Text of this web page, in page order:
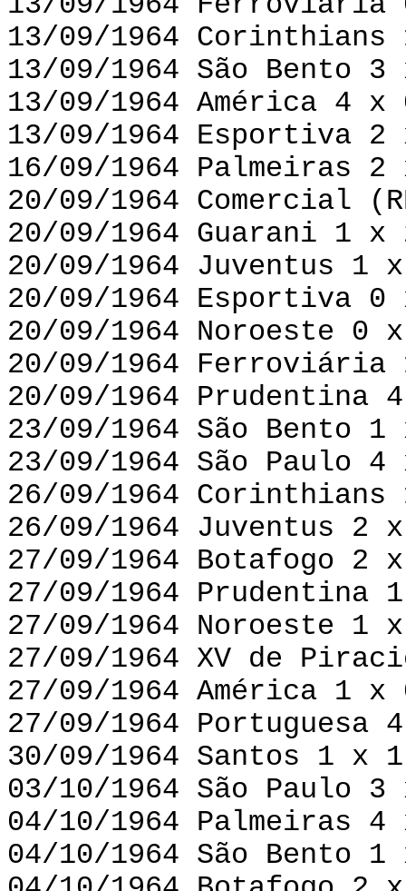
13/09/1964
13/09/1964 São Bento
13/09/1964 América 4 x
13/09/1964 Esportiva 2
16/09/1964 Palmeiras
20/09/1964 Comercial
20/09/1964 Guarani 1 x
20/09/1964 Juventus 1
20/09/1964 Esportiva 0
20/09/1964 Noroeste 0
20/09/1964 Ferroviária
20/09/1964 Prudentina
23/09/1964 São Bento
23/09/1964 São Paulo
26/09/1964
26/09/1964 Juventus 2
27/09/1964 Botafogo 2
27/09/1964 Prudentina
27/09/1964 Noroeste 1
27/09/1964 XV de
27/09/1964 América 1
27/09/1964 Portuguesa
30/09/1964 Santos 1 x
03/10/1964 São Paulo
04/10/1964 Palmeiras 4
04/10/1964 São Bento